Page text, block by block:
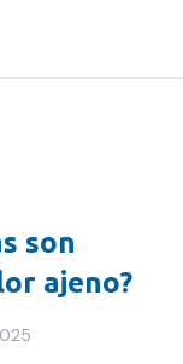
son
ajeno?